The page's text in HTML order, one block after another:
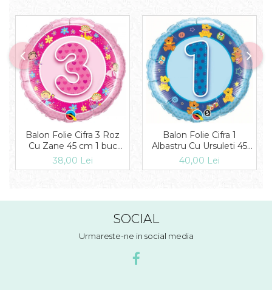
Balon Folie Cifra 3 Roz
Cu Zane 45 cm 1 buc
DB26297
38,00 Lei
Balon Folie Cifra 1
Albastru Cu Ursuleti 45
cm 1 buc DB26277
40,00 Lei
SOCIAL
Urmareste-ne in social media